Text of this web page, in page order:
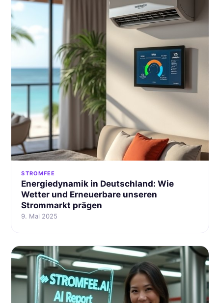
STROMFEE
Energiedynamik in Deutschland: Wie
Wetter und Erneuerbare unseren
Strommarkt prägen
9. Mai 2025